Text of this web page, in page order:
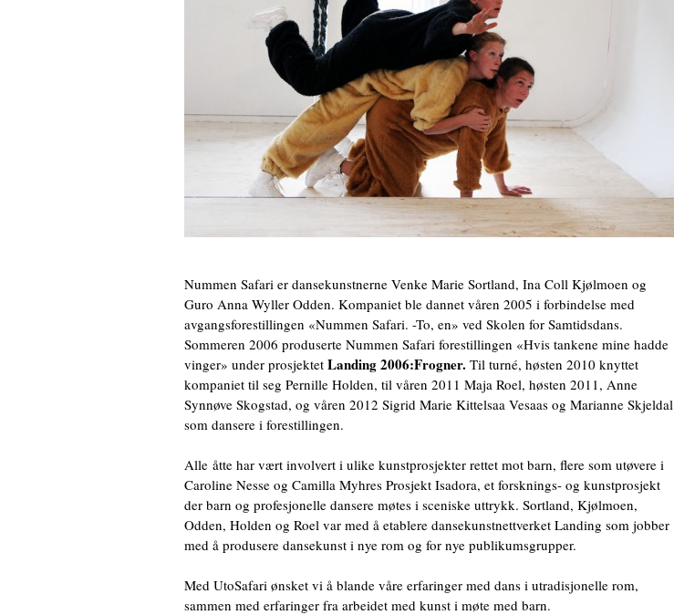
Nummen Safari er dansekunstnerne Venke Marie Sortland, Ina Coll Kjølmoen og
Guro Anna Wyller Odden. Kompaniet ble dannet våren 2005 i forbindelse med
avgangsforestillingen «Nummen Safari. -To, en» ved Skolen for Samtidsdans.
Sommeren 2006 produserte Nummen Safari forestillingen «Hvis tankene mine hadde
vinger» under prosjektet Landing 2006:Frogner. Til turné, høsten 2010 knyttet
kompaniet til seg Pernille Holden, til våren 2011 Maja Roel, høsten 2011, Anne
Synnøve Skogstad, og våren 2012 Sigrid Marie Kittelsaa Vesaas og Marianne Skjeldal
som dansere i forestillingen.
Alle åtte har vært involvert i ulike kunstprosjekter rettet mot barn, flere som utøvere i
Caroline Nesse og Camilla Myhres Prosjekt Isadora, et forsknings- og kunstprosjekt
der barn og profesjonelle dansere møtes i sceniske uttrykk. Sortland, Kjølmoen,
Odden, Holden og Roel var med å etablere dansekunstnettverket Landing som jobber
med å produsere dansekunst i nye rom og for nye publikumsgrupper.
Med UtoSafari ønsket vi å blande våre erfaringer med dans i utradisjonelle rom,
sammen med erfaringer fra arbeidet med kunst i møte med barn.